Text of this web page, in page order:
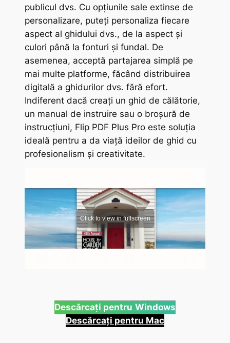
publicul dvs. Cu opțiunile sale extinse de
personalizare, puteți personaliza fiecare
aspect al ghidului dvs., de la aspect și
culori până la fonturi și fundal. De
asemenea, acceptă partajarea simplă pe
mai multe platforme, făcând distribuirea
digitală a ghidurilor dvs. fără efort.
Indiferent dacă creați un ghid de călătorie,
un manual de instruire sau o broșură de
instrucțiuni, Flip PDF Plus Pro este soluția
ideală pentru a da viață ideilor de ghid cu
profesionalism și creativitate.
Descărcați pentru Windows
Descărcați pentru Mac